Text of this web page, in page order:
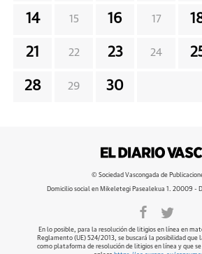
14 15 16 17
21 22 23 24
28 29 30
© Sociedad Vascongada de
Domicilio social en Mikeletegi Pasealekua 1. 20009 -
En lo posible, para la resolución de litigios en línea en
Reglamento (UE) 524/2013, se buscará la posibilidad que
como plataforma de resolución de litigios en línea y que